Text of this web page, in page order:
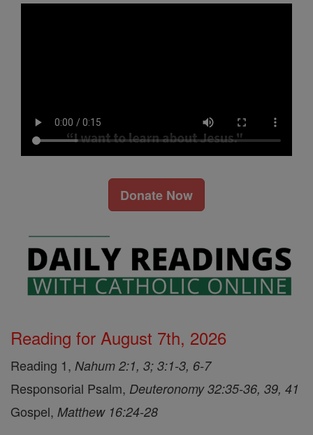
Donate Now
Reading for August 7th, 2026
Reading 1, Nahum 2:1, 3; 3:1-3, 6-7
Responsorial Psalm, Deuteronomy 32:35-36, 39, 41
Gospel, Matthew 16:24-28